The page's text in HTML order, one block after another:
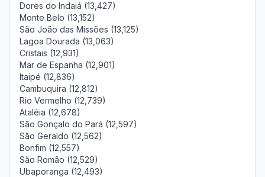
Dores do Indaiá (13,427)
Monte Belo (13,152)
São João das Missões (13,125)
Lagoa Dourada (13,063)
Cristais (12,931)
Mar de Espanha (12,901)
Itaipé (12,836)
Cambuquira (12,812)
Rio Vermelho (12,739)
Ataléia (12,678)
São Gonçalo do Pará (12,597)
São Geraldo (12,562)
Bonfim (12,557)
São Romão (12,529)
Ubaporanga (12,493)